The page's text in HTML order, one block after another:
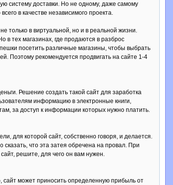
систему доставки. Но не одному, даже самому
в качестве независимого проекта.
только в виртуальной, но и в реальной жизни.
в тех магазинах, где продаются в разброс
посетить различные магазины, чтобы выбрать
Поэтому рекомендуется продвигать на сайте 1-4
Решение создать такой сайт для заработка
информацию в электронные книги,
за доступ к информации которых нужно платить.
для которой сайт, собственно говоря, и делается.
что эта затея обречена на провал. При
решите, для чего он вам нужен.
сайт может приносить определенную прибыль от